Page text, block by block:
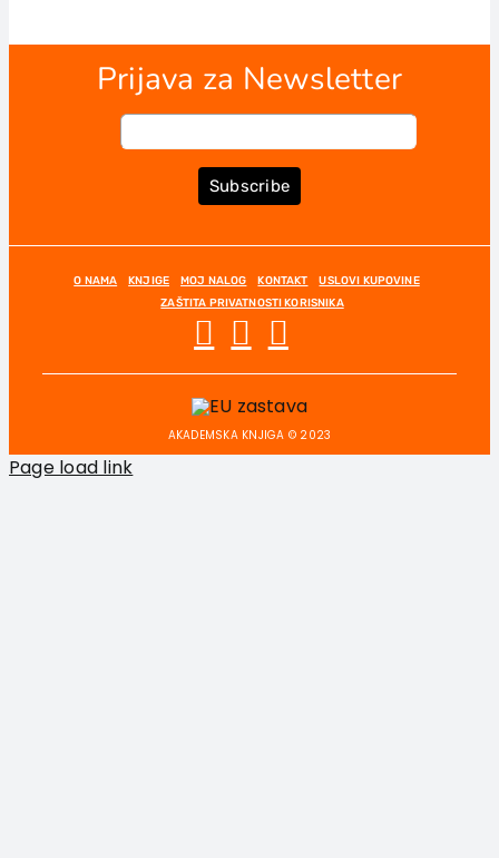
Prijava za Newsletter
Subscribe
O NAMA KNJIGE MOJ NALOG KONTAKT
USLOVI KUPOVINE
ZAŠTITA PRIVATNOSTI KORISNIKA
AKADEMSKA KNJIGA © 2023
Page load link